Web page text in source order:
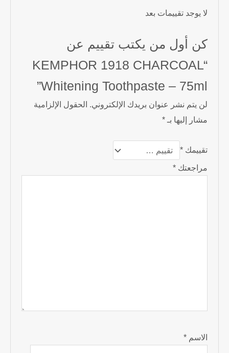
لا يوجد تقييمات بعد
كن أول من يكتب تقييم عن
“KEMPHOR 1918 CHARCOAL
Whitening Toothpaste – 75ml”
لن يتم نشر عنوان بريدك الإلكتروني. الحقول الإلزامية
مشار إليها بـ*
تقييمك*
مراجعتك*
الاسم*